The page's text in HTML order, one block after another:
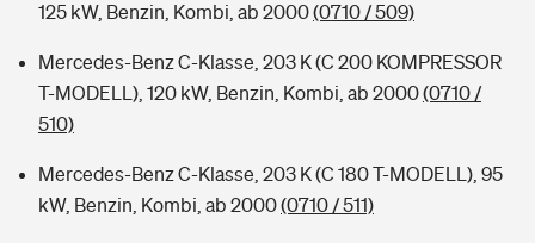
125 kW, Benzin, Kombi, ab 2000(0710 / 509)
Mercedes-Benz C-Klasse, 203 K (C 200 KOMPRESSOR
T-MODELL), 120 kW, Benzin, Kombi, ab 2000(0710 /
510)
Mercedes-Benz C-Klasse, 203 K (C 180 T-MODELL), 95
kW, Benzin, Kombi, ab 2000(0710 / 511)